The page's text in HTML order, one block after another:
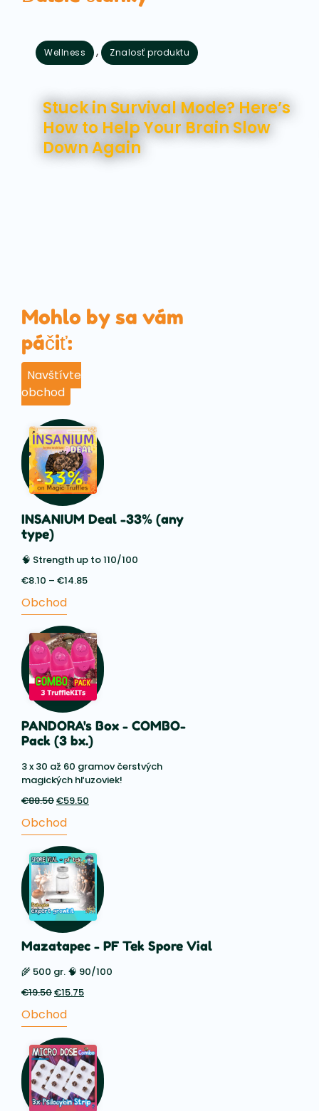
Wellness , Znalosť produktu
Stuck in Survival Mode? Here’s
How to Help Your Brain Slow
Down Again
Mohlo by sa vám
páčiť:
Navštívte
obchod
INSANIUM Deal -33% (any
type)
🧠 Strength up to 110/100
€8.10 – €14.85
€14.85
Obchod
PANDORA's Box - COMBO-
Pack (3 bx.)
3 x 30 až 60 gramov čerstvých
magických hľuzoviek!
€88.50Pôvodná
bola:
€59.50
Obchod
Mazatapec - PF Tek Spore Vial
🌾 500 gr. 🧠 90/100
€19.50Pôvodná
bola:
€15.75
Obchod